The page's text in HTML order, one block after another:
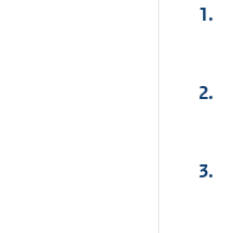
1.
2.
3.